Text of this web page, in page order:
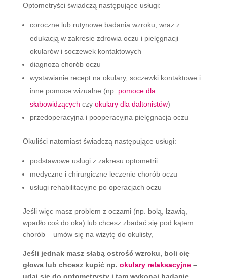
Optometryści świadczą następujące usługi:
coroczne lub rutynowe badania wzroku, wraz z
edukacją w zakresie zdrowia oczu i pielęgnacji
okularów i soczewek kontaktowych
diagnoza chorób oczu
wystawianie recept na okulary, soczewki kontaktowe i
inne pomoce wizualne (np. pomoce dla
słabowidzących czy okulary dla daltonistów)
przedoperacyjna i pooperacyjna pielęgnacja oczu
Okuliści natomiast świadczą następujące usługi:
podstawowe usługi z zakresu optometrii
medyczne i chirurgiczne leczenie chorób oczu
usługi rehabilitacyjne po operacjach oczu
Jeśli więc masz problem z oczami (np. bolą, łzawią,
wpadło coś do oka) lub chcesz zbadać się pod kątem
chorób – umów się na wizytę do okulisty,
Jeśli jednak masz słabą ostrość wzroku, boli cię
głowa lub chcesz kupić np. okulary relaksacyjne–
udaj się do optometrysty i tam wykonaj badanie